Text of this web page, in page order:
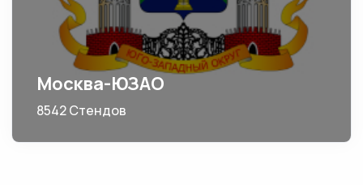
Москва-ЮЗАО
8542 Стендов